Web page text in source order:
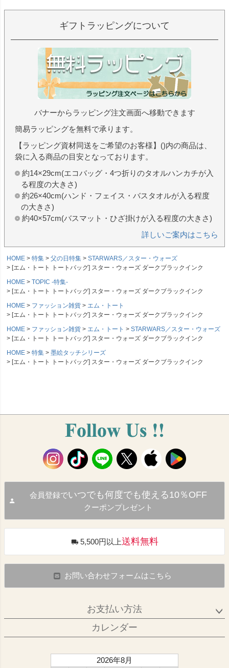
ギフトラッピングについて
バナーからラッピング注文画面へ移動できます
簡易ラッピングを無料で承ります。
【ラッピング資材同送をご希望のお客様】()内の商品は、
袋に入る商品の目安となっております。
約14×29cm(エコバッグ・4つ折りのタオルハンカチが入
る程度の大きさ)
約26×40cm(ハンド・フェイス・バスタオルが入る程度
の大きさ)
約40×57cm(バスマット・ひざ掛けが入る程度の大きさ)
詳しいご案内はこちら
HOME 特集 父の日特集
STARWARS／スター・ウォーズ
[エム・トート トートバッグ] スター・ウォーズ ダークブラックインク
HOME
TOPIC -特集-
[エム・トート トートバッグ] スター・ウォーズ ダークブラックインク
HOME
ファッション雑貨
エム・トート
[エム・トート トートバッグ] スター・ウォーズ ダークブラックインク
HOME
ファッション雑貨 エム・トート
STARWARS／スター・ウォーズ
[エム・トート トートバッグ] スター・ウォーズ ダークブラックインク
HOME
特集
墨絵タッチシリーズ
[エム・トート トートバッグ] スター・ウォーズ ダークブラックインク
会員登録でいつでも何度でも使える10％OFF
クーポンプレゼント
5,500円以上送料無料
お問い合わせフォームはこちら
お支払い方法
カレンダー
2026年8月